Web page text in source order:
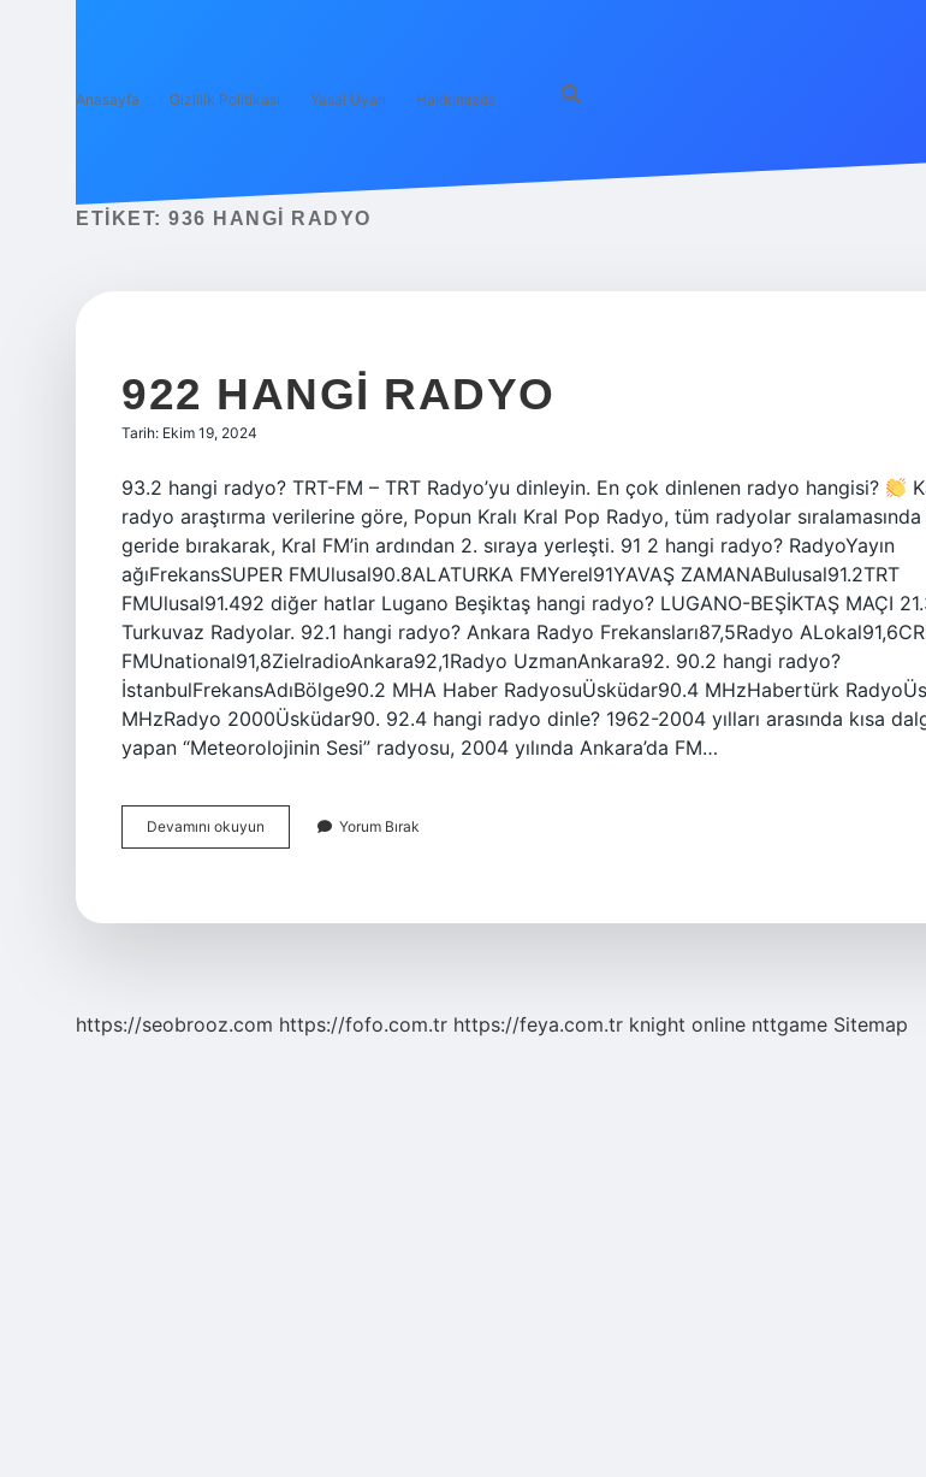
Anasayfa Gizlilik Politikası Yasal Uyarı Hakkımızda
ETIKET: 936 HANGI RADYO
922 HANGI RADYO
Tarih: Ekim 19, 2024
93.2 hangi radyo? TRT-FM – TRT Radyo’yu dinleyin. En çok dinlenen radyo hangisi?
radyo araştırma verilerine göre, Popun Kralı Kral Pop Radyo, tüm radyolar sıralamasında
geride bırakarak, Kral FM’in ardından 2. sıraya yerleşti. 91 2 hangi radyo? RadyoYayın
ağıFrekansSUPER FMUlusal90.8ALATURKA FMYerel91YAVAŞ ZAMANABulusal91.2TRT
FMUlusal91.492 diğer hatlar Lugano Beşiktaş hangi radyo? LUGANO-BEŞİKTAŞ MAÇI
Turkuvaz Radyolar. 92.1 hangi radyo? Ankara Radyo Frekansları87,5Radyo
FMUnational91,8ZielradioAnkara92,1Radyo UzmanAnkara92. 90.2 hangi radyo?
İstanbulFrekansAdıBölge90.2 MHA Haber RadyosuÜsküdar90.4 MHzHabertürk
MHzRadyo 2000Üsküdar90. 92.4 hangi radyo dinle? 1962-2004 yılları arasında kısa
yapan “Meteorolojinin Sesi” radyosu, 2004 yılında Ankara’da FM…
Devamını okuyun
Hangi
Yorum Bırak
https://seobrooz.com https://fofo.com.tr https://feya.com.tr knight online nttgame Sitemap